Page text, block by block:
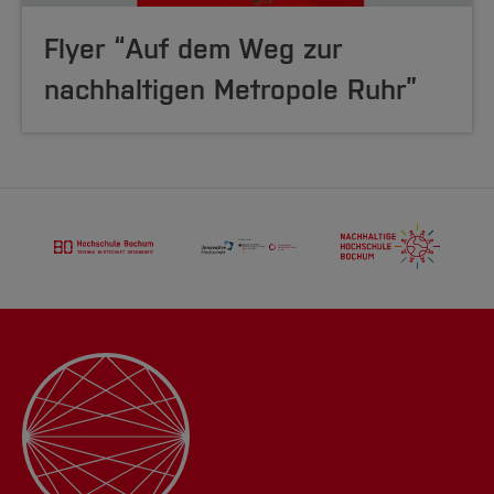
Flyer “Auf dem Weg zur
nachhaltigen Metropole Ruhr”